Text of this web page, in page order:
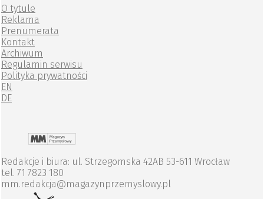
O tytule
Reklama
Prenumerata
Kontakt
Archiwum
Regulamin serwisu
Polityka prywatności
EN
DE
Redakcje i biura: ul. Strzegomska 42AB 53-611 Wrocław
tel. 71 7823 180
mm.redakcja@magazynprzemyslowy.pl